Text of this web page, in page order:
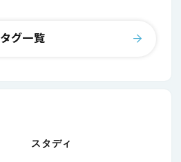
タグ一覧
スタディ